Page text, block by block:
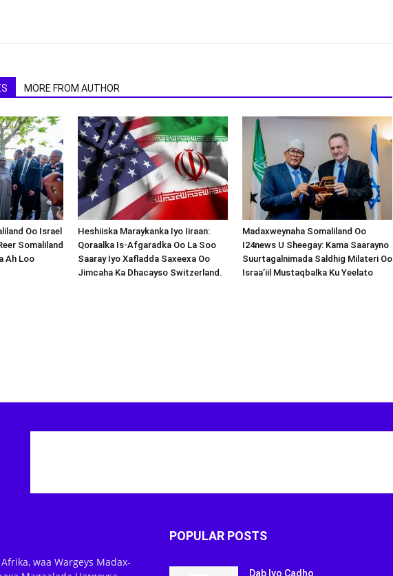
MORE FROM AUTHOR
Oo Israel
Somaliland
Ah Loo
Heshiiska Maraykanka Iyo Iiraan:
Qoraalka Is-Afgaradka Oo La Soo
Saaray Iyo Xafladda Saxeexa Oo
Jimcaha Ka Dhacayso Switzerland.
Madaxweynaha Somaliland Oo
I24news U Sheegay: Kama Saarayno
Suurtagalnimada Saldhig Milateri Oo
Israa’iil Mustaqbalka Ku Yeelato
waa Wargeys Madax-
POPULAR POSTS
Dab Iyo Cadho